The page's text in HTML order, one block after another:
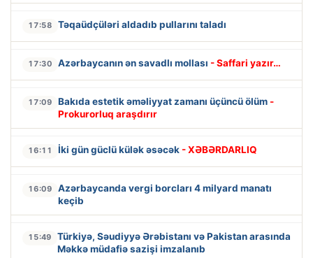
17:58 Təqaüdçüləri aldadıb pullarını taladı
17:30 Azərbaycanın ən savadlı mollası - Saffari yazır…
17:09 Bakıda estetik əməliyyat zamanı üçüncü ölüm -
Prokurorluq araşdırır
16:11 İki gün güclü külək əsəcək - XƏBƏRDARLIQ
16:09
Azərbaycanda vergi borcları 4 milyard manatı
keçib
15:49
Türkiyə, Səudiyyə Ərəbistanı və Pakistan arasında
Məkkə müdafiə sazişi imzalanıb